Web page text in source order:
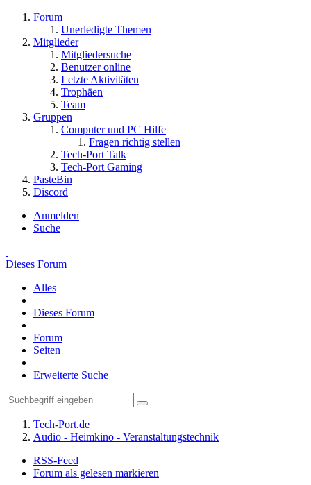
Forum
Unerledigte Themen
Mitglieder
Mitgliedersuche
Benutzer online
Letzte Aktivitäten
Trophäen
Team
Gruppen
Computer und PC Hilfe
Fragen richtig stellen
Tech-Port Talk
Tech-Port Gaming
PasteBin
Discord
Anmelden
Suche
Dieses Forum
Alles
Dieses Forum
Forum
Seiten
Erweiterte Suche
Tech-Port.de
Audio - Heimkino - Veranstaltungstechnik
RSS-Feed
Forum als gelesen markieren